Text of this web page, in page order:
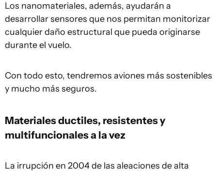
Los nanomateriales, además, ayudarán a
desarrollar sensores que nos permitan monitorizar
cualquier daño estructural que pueda originarse
durante el vuelo.
Con todo esto, tendremos aviones más sostenibles
y mucho más seguros.
Materiales ductiles, resistentes y
multifuncionales a la vez
La irrupción en 2004 de las aleaciones de alta